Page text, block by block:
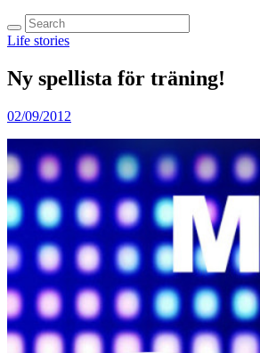
Life stories
Ny spellista för träning!
02/09/2012